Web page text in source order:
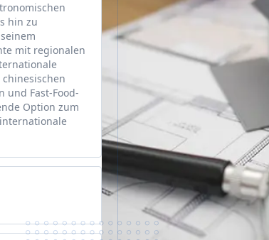
hin zu
mit regionalen
und Fast-Food-
Option zum